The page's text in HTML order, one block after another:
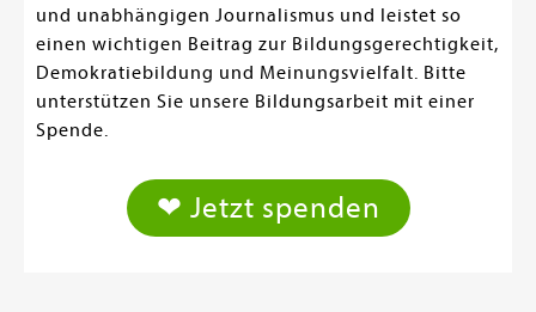
und unabhängigen Journalismus und leistet so
einen wichtigen Beitrag zur Bildungsgerechtigkeit,
Demokratiebildung und Meinungsvielfalt. Bitte
unterstützen Sie unsere Bildungsarbeit mit einer
Spende.
❤ Jetzt spenden